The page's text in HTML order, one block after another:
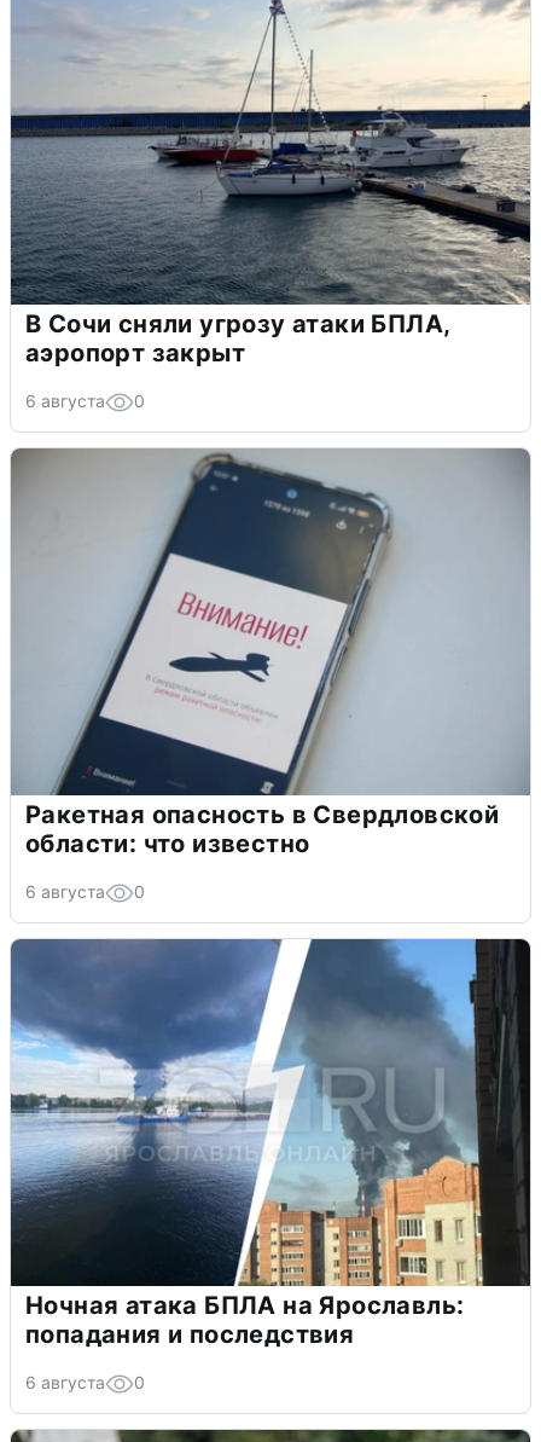
В Сочи сняли угрозу атаки БПЛА,
аэропорт закрыт
6 августа 0
Ракетная опасность в Свердловской
области: что известно
6 августа 0
Ночная атака БПЛА на Ярославль:
попадания и последствия
6 августа 0